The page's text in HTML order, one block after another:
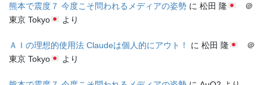
熊本で震度７ 今度こそ問われるメディアの姿勢 に 松田 隆
＠
東京 Tokyo
より
ＡＩの理想的使用法 Claudeは個人的にアウト！ に 松田 隆
＠
東京 Tokyo
より